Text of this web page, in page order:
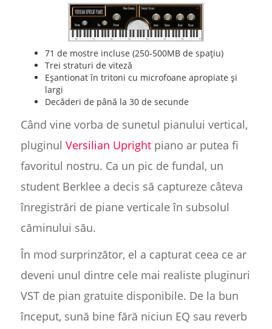
71 de mostre incluse (250-500MB de spațiu)
Trei straturi de viteză
Eșantionat în tritoni cu microfoane apropiate și
largi
Decăderi de până la 30 de secunde
Când vine vorba de sunetul pianului vertical,
pluginul Versilian Uprightpiano ar putea fi
favoritul nostru. Ca un pic de fundal, un
student Berklee a decis să captureze câteva
înregistrări de piane verticale în subsolul
căminului său.
În mod surprinzător, el a capturat ceea ce ar
deveni unul dintre cele mai realiste pluginuri
VST de pian gratuite disponibile. De la bun
început, sună bine fără niciun EQ sau reverb